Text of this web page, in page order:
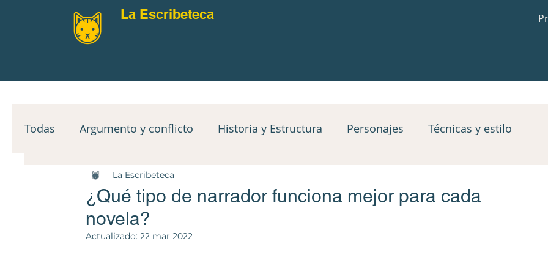
La Escribeteca
Todas Argumento y conflicto Historia y Estructura Personajes Técnicas y estilo
Narradores y PoV Mindset
Reto mensual Guías de lectura
¿Qué tipo de narrador funciona mejor para cada
novela?
La Escribeteca
Actualizado: 22 mar 2022